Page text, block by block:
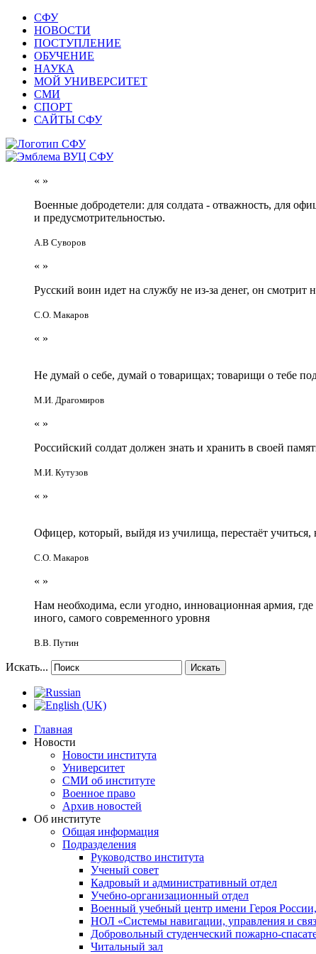
СФУ
НОВОСТИ
ПОСТУПЛЕНИЕ
ОБУЧЕНИЕ
НАУКА
МОЙ УНИВЕРСИТЕТ
СМИ
СПОРТ
САЙТЫ СФУ
« »
Военные добродетели: для солдата - отважность, для
и предусмотрительностью.
А.В Суворов
« »
Русский воин идет на службу не из-за денег, он
С.О. Макаров
« »
Не думай о себе, думай о товарищах; товарищи о тебе
М.И. Драгомиров
« »
Российский солдат должен знать и хранить в своей
М.И. Кутузов
« »
Офицер, который, выйдя из училища, перестаёт
С.О. Макаров
« »
Нам необходима, если угодно, инновационная армия,
иного, самого современного уровня
В.В. Путин
Искать... Искать
Главная
Новости
Новости института
Университет
СМИ об институте
Военное право
Архив новостей
Об институте
Общая информация
Подразделения
Руководство института
Ученый совет
Кадровый и административный отдел
Учебно-организационный отдел
Военный учебный центр имени Героя
НОЛ «Системы навигации, управления и
Добровольный студенческий пожарно-
Читальный зал